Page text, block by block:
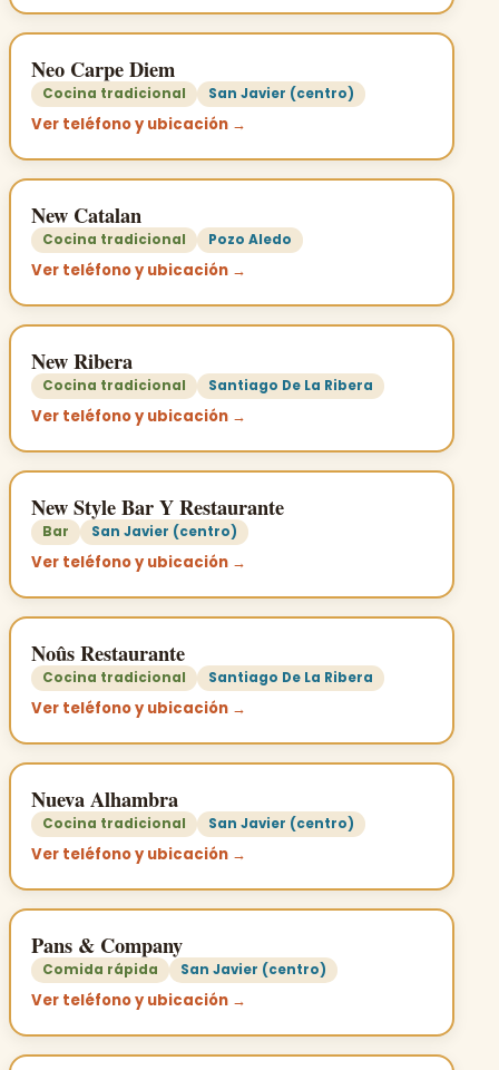
Neo Carpe Diem
Cocina tradicional San Javier (centro)
Ver teléfono y ubicación →
New Catalan
Cocina tradicional Pozo Aledo
Ver teléfono y ubicación →
New Ribera
Cocina tradicional Santiago De La Ribera
Ver teléfono y ubicación →
New Style Bar Y Restaurante
Bar San Javier (centro)
Ver teléfono y ubicación →
Noûs Restaurante
Cocina tradicional Santiago De La Ribera
Ver teléfono y ubicación →
Nueva Alhambra
Cocina tradicional San Javier (centro)
Ver teléfono y ubicación →
Pans & Company
Comida rápida San Javier (centro)
Ver teléfono y ubicación →